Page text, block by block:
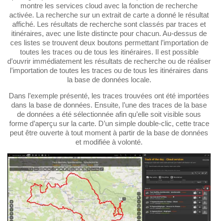
montre les services cloud avec la fonction de recherche
activée. La recherche sur un extrait de carte a donné le résultat
affiché. Les résultats de recherche sont classés par traces et
itinéraires, avec une liste distincte pour chacun. Au-dessus de
ces listes se trouvent deux boutons permettant l’importation de
toutes les traces ou de tous les itinéraires. Il est possible
d’ouvrir immédiatement les résultats de recherche ou de réaliser
l’importation de toutes les traces ou de tous les itinéraires dans
la base de données locale.
Dans l’exemple présenté, les traces trouvées ont été importées
dans la base de données. Ensuite, l’une des traces de la base
de données a été sélectionnée afin qu’elle soit visible sous
forme d’aperçu sur la carte. D’un simple double-clic, cette trace
peut être ouverte à tout moment à partir de la base de données
et modifiée à volonté.